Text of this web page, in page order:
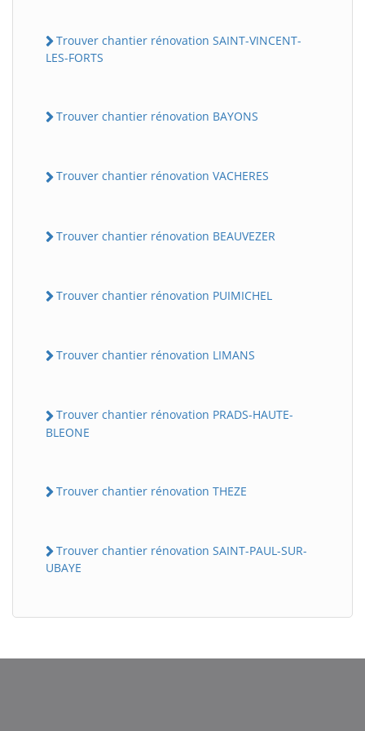
Trouver chantier rénovation SAINT-VINCENT-
LES-FORTS
Trouver chantier rénovation BAYONS
Trouver chantier rénovation VACHERES
Trouver chantier rénovation BEAUVEZER
Trouver chantier rénovation PUIMICHEL
Trouver chantier rénovation LIMANS
Trouver chantier rénovation PRADS-HAUTE-
BLEONE
Trouver chantier rénovation THEZE
Trouver chantier rénovation SAINT-PAUL-SUR-
UBAYE
BatiWebPro